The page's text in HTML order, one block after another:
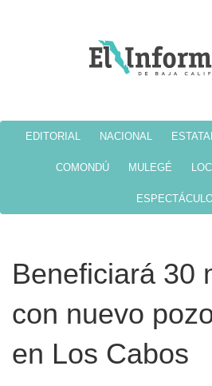
EDITORIAL NACIONAL ESTATAL
COMONDÚ MULEGÉ
Beneficiará 30
con nuevo
en Los Cabos